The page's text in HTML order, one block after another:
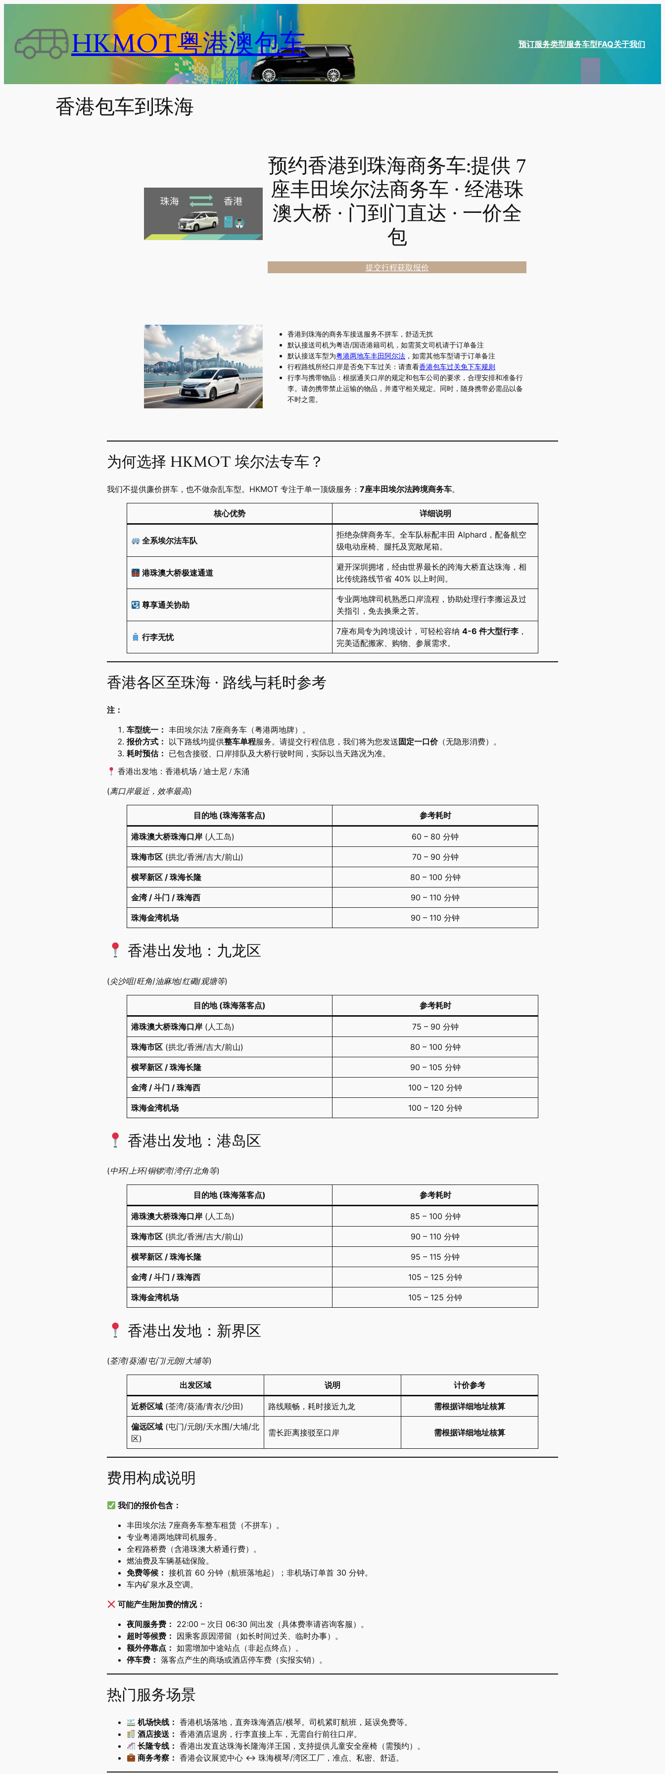
HKMOT粤港澳包车 预订服务类型服务车型FAQ关于我们
香港包车到珠海
预约香港到珠海商务车:提供 7
座丰田埃尔法商务车 · 经港珠
澳大桥 · 门到门直达 · 一价全
包
提交行程获取报价
香港到珠海的商务车接送服务不拼车，舒适无扰
默认接送司机为粤语/国语港籍司机，如需英文司机请于订单备注
默认接送车型为粤港两地车丰田阿尔法 ，如需其他车型请于订单备注
行程路线所经口岸是否免下车过关：请查看香港包车过关免下车规则
行李与携带物品：根据通关口岸的规定和包车公司的要求，合理安排和准备行
李。请勿携带禁止运输的物品，并遵守相关规定。同时，随身携带必需品以备
不时之需。
为何选择 HKMOT 埃尔法专车？
我们不提供廉价拼车，也不做杂乱车型。HKMOT 专注于单一顶级服务： 7座丰田埃尔法跨境商务车。
核心优势 详细说明
全系埃尔法车队
拒绝杂牌商务车。全车队标配丰田 Alphard，配备航空
级电动座椅、腿托及宽敞尾箱。
港珠澳大桥极速通道
避开深圳拥堵，经由世界最长的跨海大桥直达珠海，相
比传统路线节省 40% 以上时间。
尊享通关协助
专业两地牌司机熟悉口岸流程，协助处理行李搬运及过
关指引，免去换乘之苦。
行李无忧
7座布局专为跨境设计，可轻松容纳 4-6 件大型行李 ，
完美适配搬家、购物、参展需求。
香港各区至珠海 · 路线与耗时参考
注：
车型统一： ​ 丰田埃尔法 7座商务车（粤港两地牌）。
报价方式： ​ 以下路线均提供整车单程服务。请提交行程信息，我们将为您发送 固定一口价（无隐形消费）。
耗时预估： ​ 已包含接驳、口岸排队及大桥行驶时间，实际以当天路况为准。
香港出发地：香港机场 / 迪士尼 / 东涌
(离口岸最近，效率最高)
目的地 (珠海落客点) 参考耗时
港珠澳大桥珠海口岸 ​ (人工岛) 60 – 80 分钟
珠海市区 ​ (拱北/香洲/吉大/前山) 70 – 90 分钟
横琴新区 / 珠海长隆 80 – 100 分钟
金湾 / 斗门 / 珠海西 90 – 110 分钟
珠海金湾机场 90 – 110 分钟
香港出发地：九龙区
(尖沙咀/旺角/油麻地/红磡/观塘等)
目的地 (珠海落客点) 参考耗时
港珠澳大桥珠海口岸 ​ (人工岛) 75 – 90 分钟
珠海市区 ​ (拱北/香洲/吉大/前山) 80 – 100 分钟
横琴新区 / 珠海长隆 90 – 105 分钟
金湾 / 斗门 / 珠海西 100 – 120 分钟
珠海金湾机场 100 – 120 分钟
香港出发地：港岛区
(中环/上环/铜锣湾/湾仔/北角等)
目的地 (珠海落客点) 参考耗时
港珠澳大桥珠海口岸 ​ (人工岛) 85 – 100 分钟
珠海市区 ​ (拱北/香洲/吉大/前山) 90 – 110 分钟
横琴新区 / 珠海长隆 95 – 115 分钟
金湾 / 斗门 / 珠海西 105 – 125 分钟
珠海金湾机场 105 – 125 分钟
香港出发地：新界区
(荃湾/葵涌/屯门/元朗/大埔等)
出发区域 说明 计价参考
近桥区域 ​ (荃湾/葵涌/青衣/沙田) 路线顺畅，耗时接近九龙 需根据详细地址核算
偏远区域 ​ (屯门/元朗/天水围/大埔/北
区)
需长距离接驳至口岸 需根据详细地址核算
费用构成说明
我们的报价包含：
丰田埃尔法 7座商务车整车租赁（不拼车）。
专业粤港两地牌司机服务。
全程路桥费（含港珠澳大桥通行费）。
燃油费及车辆基础保险。
免费等候： ​ 接机首 60 分钟（航班落地起）；非机场订单首 30 分钟。
车内矿泉水及空调。
可能产生附加费的情况：
夜间服务费： ​ 22:00 – 次日 06:30 间出发（具体费率请咨询客服）。
超时等候费： ​ 因乘客原因滞留（如长时间过关、临时办事）。
额外停靠点： ​ 如需增加中途站点（非起点终点）。
停车费： ​ 落客点产生的商场或酒店停车费（实报实销）。
热门服务场景
机场快线： ​ 香港机场落地，直奔珠海酒店/横琴。司机紧盯航班，延误免费等。
酒店接送： ​ 香港酒店退房，行李直接上车，无需自行前往口岸。
长隆专线： ​ 香港出发直达珠海长隆海洋王国，支持提供儿童安全座椅（需预约）。
商务考察： ​ 香港会议展览中心 ↔ 珠海横琴/湾区工厂，准点、私密、舒适。